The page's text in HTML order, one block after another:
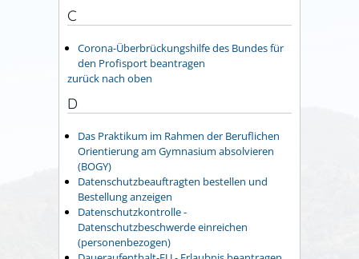
C
Corona-Überbrückungshilfe des Bundes für
den Profisport beantragen
zurück nach oben
D
Das Praktikum im Rahmen der Beruflichen
Orientierung am Gymnasium absolvieren
(BOGY)
Datenschutzbeauftragten bestellen und
Bestellung anzeigen
Datenschutzkontrolle -
Datenschutzbeschwerde einreichen
(personenbezogen)